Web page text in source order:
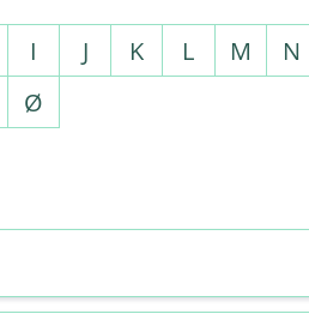
I J K L M N
Ø